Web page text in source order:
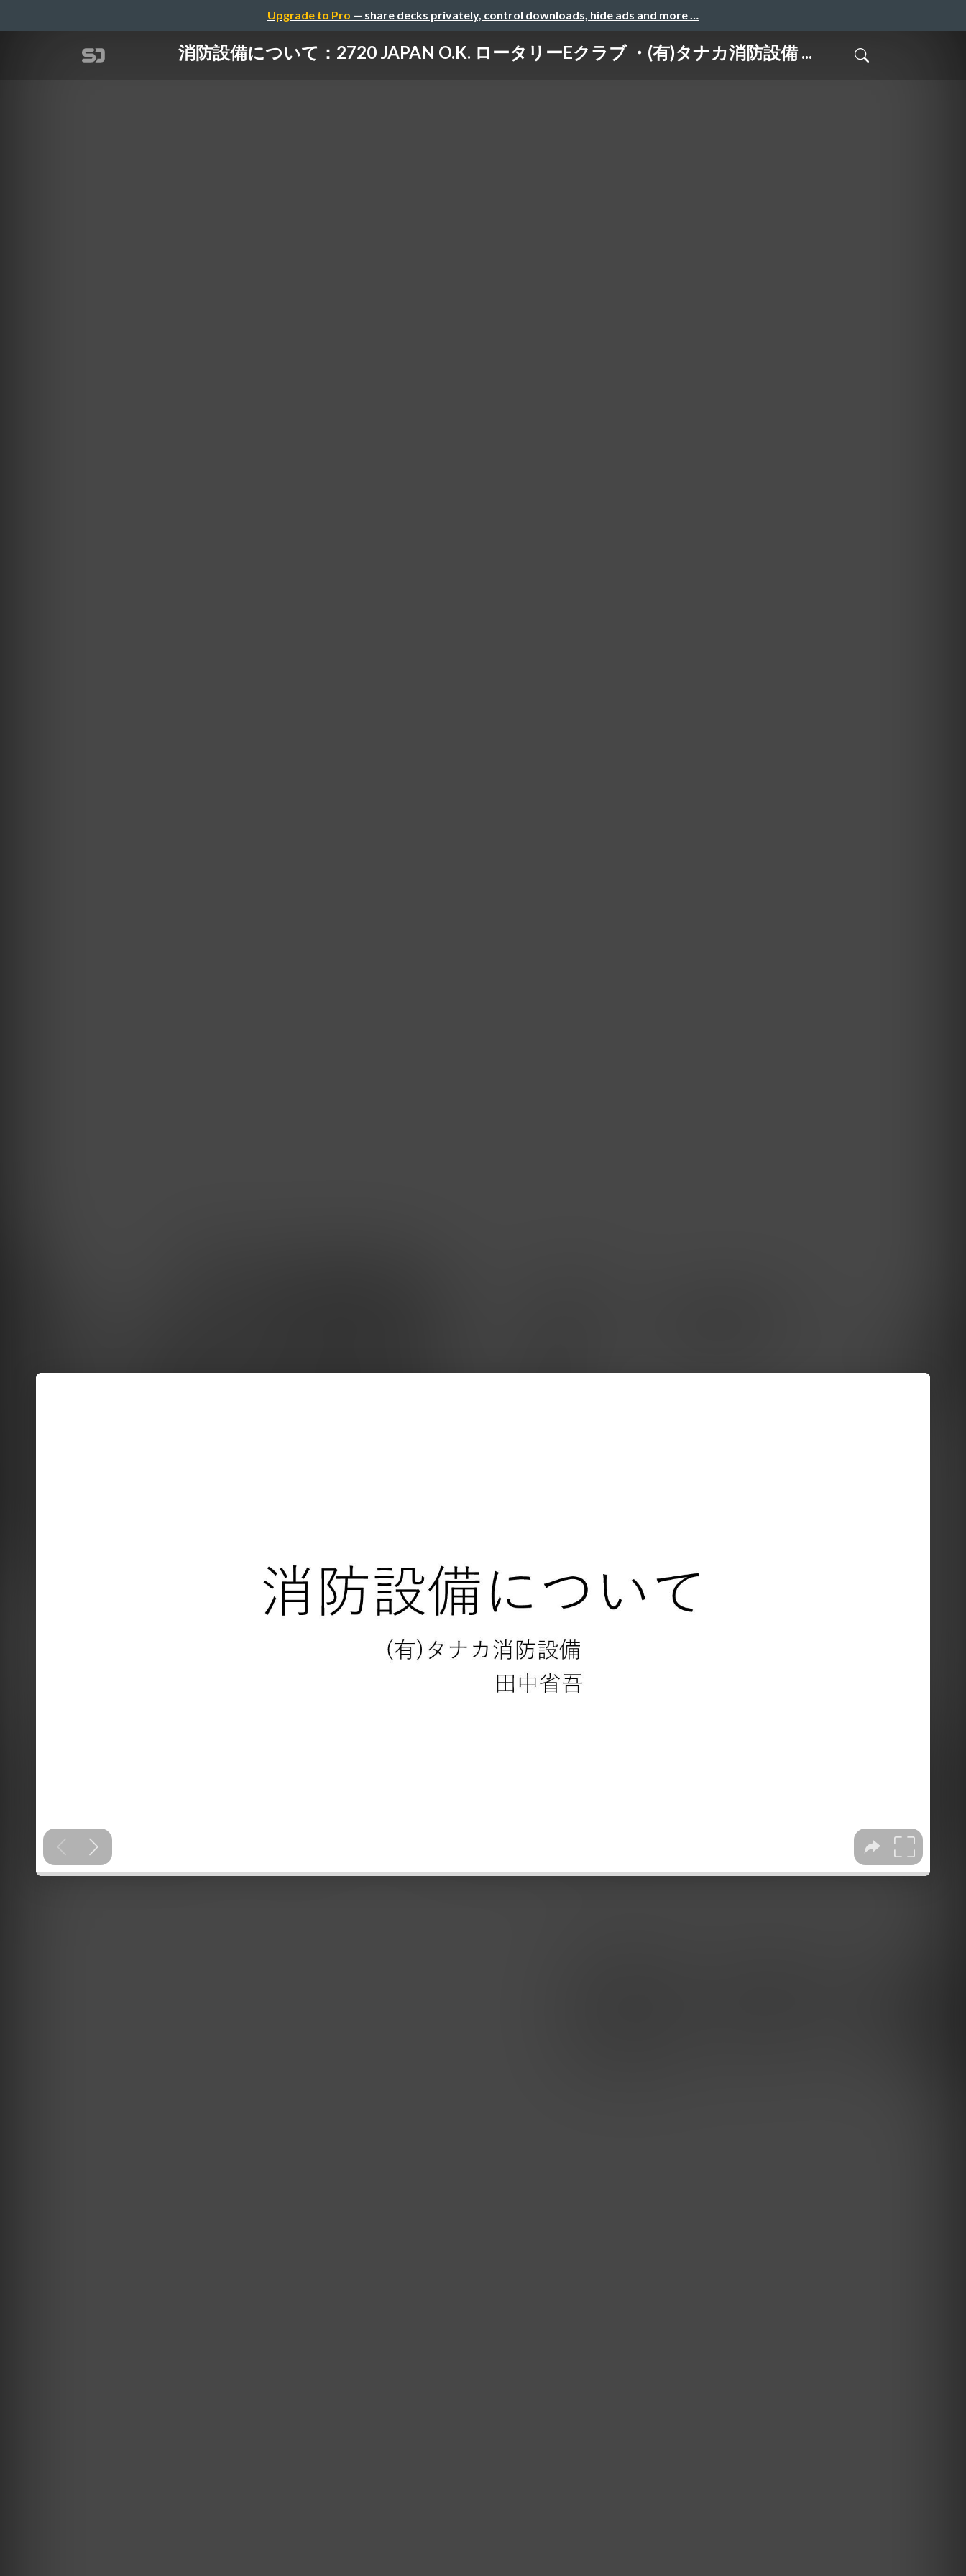
Upgrade to Pro — share decks privately, control downloads, hide ads and more …
消防設備について：2720 JAPAN O.K. ロータリーEクラブ ・(有)タナカ消防設備 ...